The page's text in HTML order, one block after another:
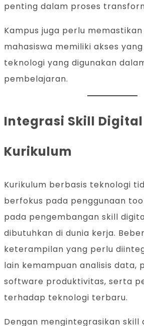
penting dalam proses
Kampus juga perlu
mahasiswa memiliki akses
teknologi yang digunakan
pembelajaran.
Integrasi Skill
Kurikulum
Kurikulum berbasis teknologi
berfokus pada penggunaan
pada pengembangan skill
dibutuhkan di dunia kerja.
keterampilan yang perlu
lain kemampuan analisis data,
software produktivitas, serta
terhadap teknologi terbaru.
Dengan mengintegrasikan skill